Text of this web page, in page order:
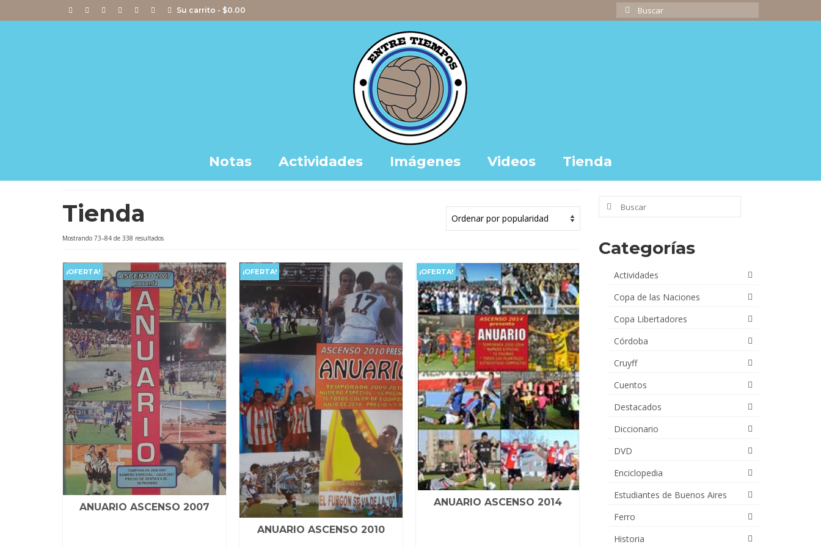
Su carrito - $0.00
Buscar
por:
Notas Actividades Imágenes Videos Tienda
Tienda
Mostrando 73–84 de 338 resultadosOrdenado
popularidad
¡OFERTA!
ANUARIO ASCENSO 2007
¡OFERTA!
ANUARIO ASCENSO 2010
¡OFERTA!
ANUARIO ASCENSO 2014
Buscar
por:
Categorías
Actividades
Copa de las Naciones
Copa Libertadores
Córdoba
Cruyff
Cuentos
Destacados
Diccionario
DVD
Enciclopedia
Estudiantes de Buenos Aires
Ferro
Historia